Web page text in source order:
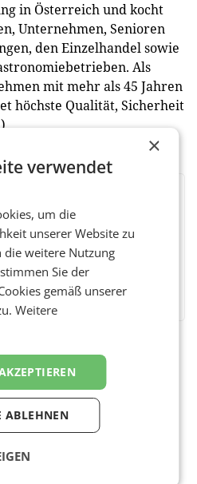
in Österreich und kocht
Unternehmen, Senioren
den Einzelhandel sowie
Als
mit mehr als 45 Jahren
höchste Qualität, Sicherheit
U-Ausschuss - Presserat
Berichterstattung
Presserat fordert Medienvertreter
U-Ausschuss zu den
rund um das Ableben des Ex-
×
verwendet
um die
unserer Website zu
die weitere Nutzung
Sie der
gemäß unserer
Weitere
ABLEHNEN